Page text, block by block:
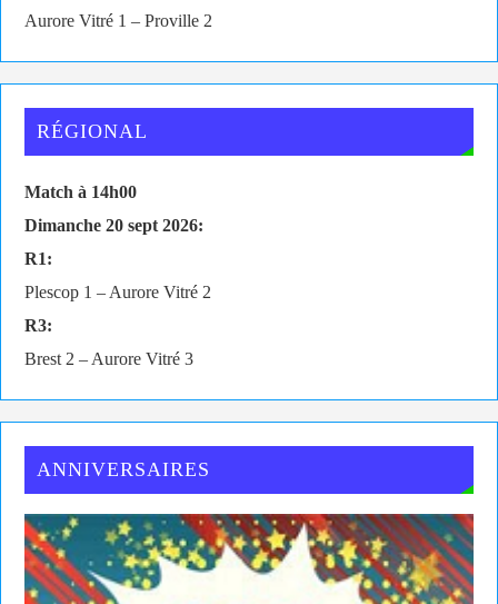
Aurore Vitré 1 – Proville 2
RÉGIONAL
Match à 14h00
Dimanche 20 sept 2026:
R1:
Plescop 1 – Aurore Vitré 2
R3:
Brest 2 – Aurore Vitré 3
ANNIVERSAIRES